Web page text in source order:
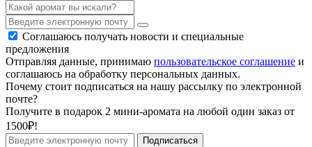
Соглашаюсь получать новости и специальные
предложения
Отправляя данные, принимаю пользовательское соглашение и
соглашаюсь на обработку персональных данных.
Почему стоит подписаться на нашу рассылку по электронной
почте?
Получите в подарок 2 мини-аромата на любой один заказ от
1500₽!
Подписаться